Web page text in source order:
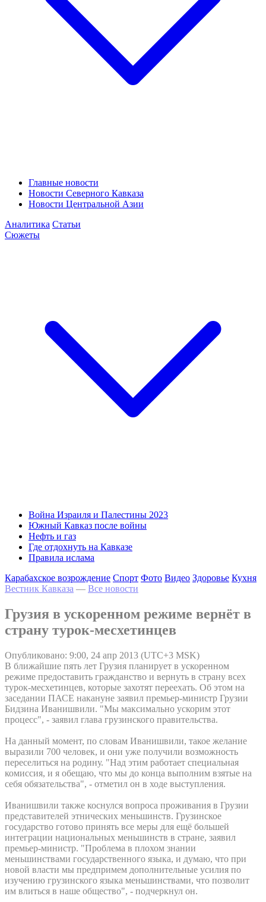
Главные новости
Новости Северного Кавказа
Новости Центральной Азии
Аналитика Статьи
Сюжеты
Война Израиля и Палестины 2023
Южный Кавказ после войны
Нефть и газ
Где отдохнуть на Кавказе
Правила ислама
Карабахское возрождение Спорт Фото Видео Здоровье Кухня
Вестник Кавказа — Все новости
Грузия в ускоренном режиме вернёт в
страну турок-месхетинцев
Опубликовано: 9:00, 24 апр 2013 (UTC+3 MSK)
В ближайшие пять лет Грузия планирует в ускоренном
режиме предоставить гражданство и вернуть в страну всех
турок-месхетинцев, которые захотят переехать. Об этом на
заседании ПАСЕ накануне заявил премьер-министр Грузии
Бидзина Иванишвили. "Мы максимально ускорим этот
процесс", - заявил глава грузинского правительства.
На данный момент, по словам Иванишвили, такое желание
выразили 700 человек, и они уже получили возможность
переселиться на родину. "Над этим работает специальная
комиссия, и я обещаю, что мы до конца выполним взятые на
себя обязательства", - отметил он в ходе выступления.
Иванишвили также коснулся вопроса проживания в Грузии
представителей этнических меньшинств. Грузинское
государство готово принять все меры для ещё большей
интеграции национальных меньшинств в стране, заявил
премьер-министр. "Проблема в плохом знании
меньшинствами государственного языка, и думаю, что при
новой власти мы предпримем дополнительные усилия по
изучению грузинского языка меньшинствами, что позволит
им влиться в наше общество", - подчеркнул он.